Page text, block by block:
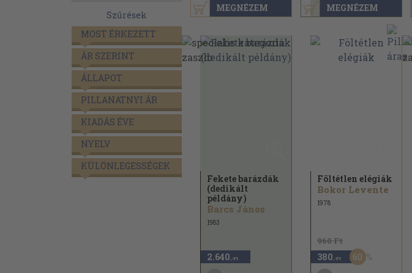
Szűrések
MOST ÉRKEZETT
ÁR SZERINT
ÁLLAPOT
PILLANATNYI ÁR
KIADÁS ÉVE
NYELV
KÜLÖNLEGESSÉGEK
MEGNÉZEM MEGNÉZEM
Fekete barázdák
(dedikált
példány)
Barcs János
1983
2.640 ,-Ft
Föltétlen elégiák
Bokor Levente
1978
960 Ft
380 ,-Ft 60